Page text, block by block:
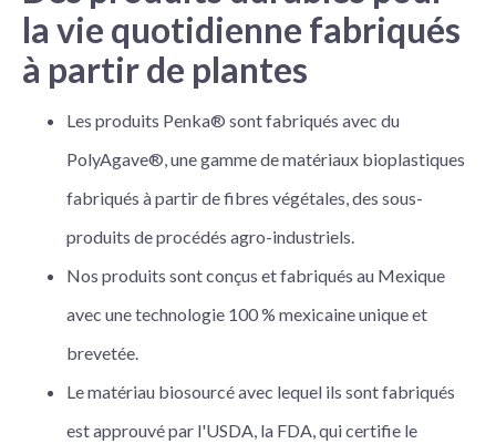
la vie quotidienne fabriqués
à partir de plantes
Les produits Penka® sont fabriqués avec du
PolyAgave®, une gamme de matériaux bioplastiques
fabriqués à partir de fibres végétales, des sous-
produits de procédés agro-industriels.
Nos produits sont conçus et fabriqués au Mexique
avec une technologie 100 % mexicaine unique et
brevetée.
Le matériau biosourcé avec lequel ils sont fabriqués
est approuvé par l'USDA, la FDA, qui certifie le